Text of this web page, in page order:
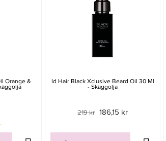
Orange & Id Hair Black Xclusive Beard Oil 30 Ml
- Skäggolja
219 kr 186,15 kr